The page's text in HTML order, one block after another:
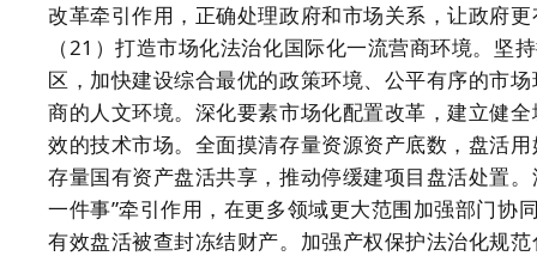
改革牵引作用，正确处理政府和市场关系，让政府
（21）打造市场化法治化国际化一流营商环境。坚
区，加快建设综合最优的政策环境、公平有序的市
商的人文环境。深化要素市场化配置改革，建立健
效的技术市场。全面摸清存量资源资产底数，盘活
存量国有资产盘活共享，推动停缓建项目盘活处置
一件事”牵引作用，在更多领域更大范围加强部门协
有效盘活被查封冻结财产。加强产权保护法治化规